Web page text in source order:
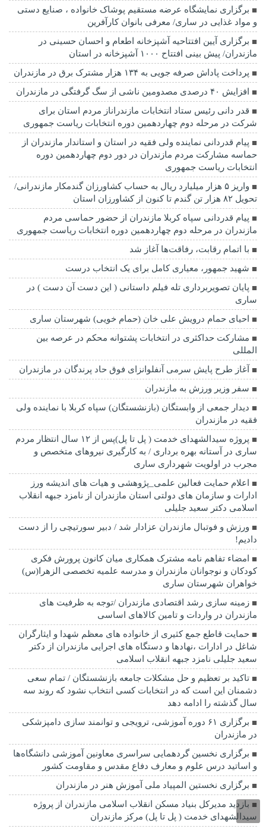
برگزاری نمایشگاه عرضه مستقیم پوشاک خانواده ، صنایع دستی
و مواد غذایی در ساری/ معرفی بانوان کارآفرین
برگزاری آیین افتتاحیه آشپزخانه اطعام و احسان حسینی در
مازندران/ پیش بینی افتتاح ۱۰۰۰ آشپزخانه در استان
پرداخت پاداش صرفه جویی به ۱۳۴ هزار مشترک برق در مازندران
افزایش ۴۰ درصدی مصدومین ناشی از سگ گرفتگی در مازندران
قدر دانی رئیس ستاد انتخابات مازندراناز مردم استان برای
شرکت در مرحله دوم چهاردهمین دوره انتخابات ریاست جمهوری
پیام قدردانی نماینده ولی فقیه در استان و استاندار مازندران از
حماسه مشارکت مردم مازندران در دور دوم چهاردهمین دوره
انتخابات ریاست جمهوری
واریز ۵ هزار میلیارد ریال به حساب کشاورزان گندمکار مازندرانی/
تحویل ۸۲ هزار تن گندم تا کنون از کشاورزان استان
پیام قدردانی سپاه کربلا مازندران از حضور حماسی مردم
مازندران در مرحله دوم چهاردهمین دوره انتخابات ریاست جمهوری
با اتمام رقابت، رفاقت‌ها آغاز شد
شهید جمهور، معیاری کامل برای یک انتخاب درست
پایان تصویربرداری تله فیلم داستانی ( این دست آن دست ) در
ساری
احیای حمام درویش علی خان (حمام خویی) شهرستان ساری
مشارکت حداکثری در انتخابات پشتوانه محکم در عرصه بین
المللی
آغاز طرح پایش سرمی آنفلوانزای فوق حاد پرندگان در مازندران
سفر وزیر ورزش به مازندران
دیدار جمعی از وابستگان (بازنشستگان) سپاه کربلا با نماینده ولی
فقیه در مازندران
پروژه سیدالشهدای خدمت ( پل تا پل)پس از ۱۲ سال انتظار مردم
ساری در آستانه بهره برداری / به کارگیری نیروهای متخصص و
مجرب در اولویت شهرداری ساری
اعلام حمایت فعالین علمی_پژوهشی و هیات های اندیشه ورز
ادارات و سازمان های دولتی استان مازندران از نامزد جبهه انقلاب
اسلامی دکتر سعید جلیلی
ورزش و فوتبال مازندران عزادار شد / دبیر سورتیچی را از دست
دادیم!
امضاء تفاهم نامه مشترک همکاری میان کانون پرورش فکری
کودکان و نوجوانان مازندران و مدرسه علمیه تخصصی الزهرا(س)
خواهران شهرستان ساری
زمینه سازی رشد اقتصادی مازندران /توجه به ظرفیت های
مازندران در واردات و تامین کالاهای اساسی
حمایت قاطع جمع کثیری از خانواده های معظم شهدا و ایثارگران
شاغل در ادارات ،نهادها و دستگاه های اجرایی مازندران از دکتر
سعید جلیلی نامزد جبهه انقلاب اسلامی
تاکید بر تعظیم و حل مشکلات جامعه بازنشستگان / تمام سعی
دشمنان این است که در انتخابات کسی انتخاب نشود که روند سه
سال گذشته را ادامه دهد
برگزاری ۶۱ دوره آموزشی، ترویجی و توانمند سازی دامپزشکی
در مازندران
برگزاری نخسین گردهمایی سراسری معاونین آموزشی دانشگاه‌ها
و اساتید درس علوم و معارف دفاع مقدس و مقاومت کشور
برگزاری نخستین المپیاد ملی آموزش هنر در مازندران
بازدید مدیرکل بنیاد مسکن انقلاب اسلامی مازندران از پروژه
سیدالشهدای خدمت ( پل تا پل) مرکز مازندران